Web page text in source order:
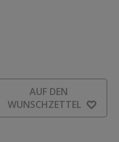
AUF DEN
WUNSCHZETTEL